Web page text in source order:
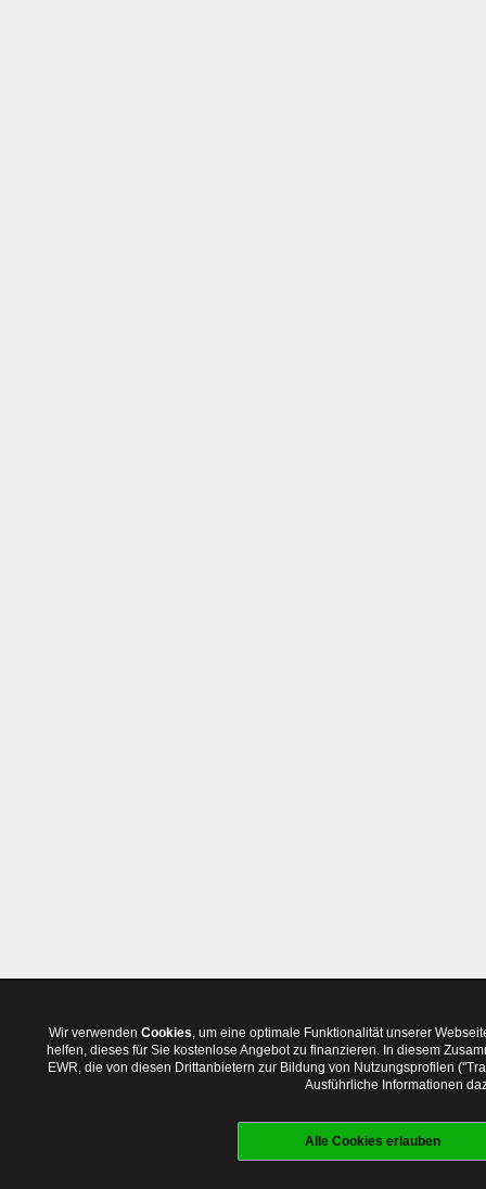
Wir verwenden Cookies, um eine optimale Funktionalität unserer
helfen, dieses für Sie kostenlose Angebot zu finanzieren. In diesem
EWR, die von diesen Drittanbietern zur Bildung von Nutzungsprofilen
Ausführliche Informationen
Alle Cookies erlauben